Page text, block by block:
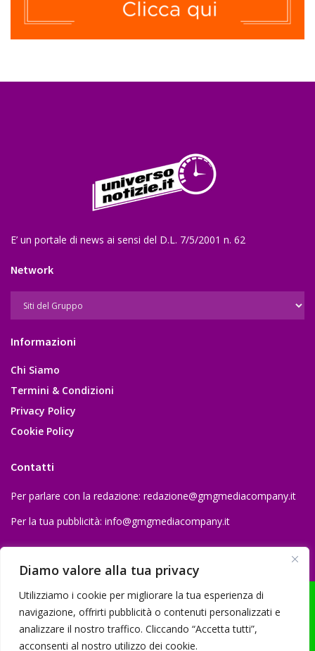
Diamo valore alla tua privacy
Utilizziamo i cookie per migliorare la tua esperienza di
navigazione, offrirti pubblicità o contenuti personalizzati e
analizzare il nostro traffico. Cliccando “Accetta tutti”,
acconsenti al nostro utilizzo dei cookie.
E’ un portale di news ai sensi del D.L. 7/5/2001 n. 62
Network
Informazioni
Chi Siamo
Termini & Condizioni
Privacy Policy
Cookie Policy
Contatti
Per parlare con la redazione: redazione@gmgmediacompany.it
Per la tua pubblicità: info@gmgmediacompany.it